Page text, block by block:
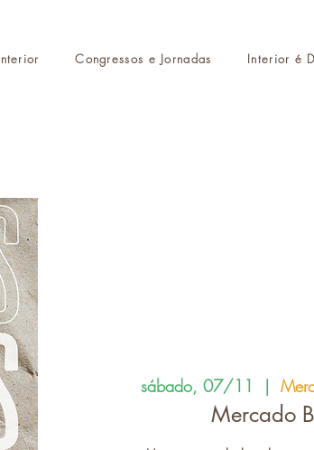
Congressos e Jornadas Interior é
sábado, 07/11
  |
Mercado